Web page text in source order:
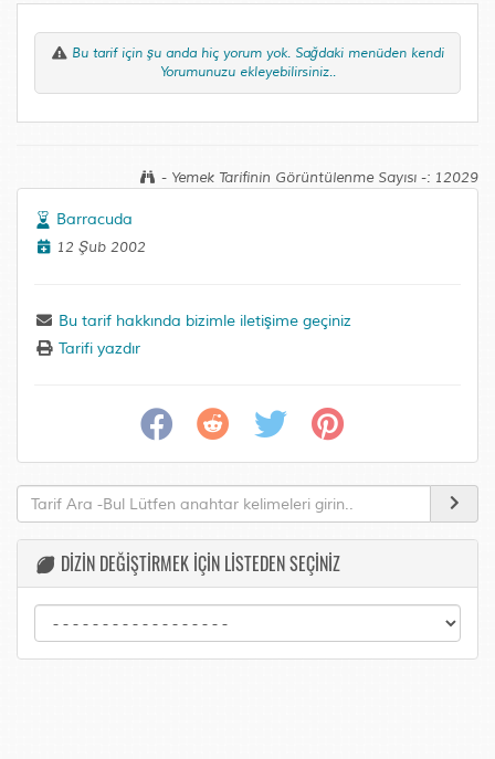
Bu tarif için şu anda hiç yorum yok. Sağdaki menüden kendi
Yorumunuzu ekleyebilirsiniz..
- Yemek Tarifinin Görüntülenme Sayısı -: 12029
Barracuda
12 Şub 2002
Bu tarif hakkında bizimle iletişime geçiniz
Tarifi yazdır
DİZİN DEĞİŞTİRMEK İÇİN LİSTEDEN SEÇİNİZ